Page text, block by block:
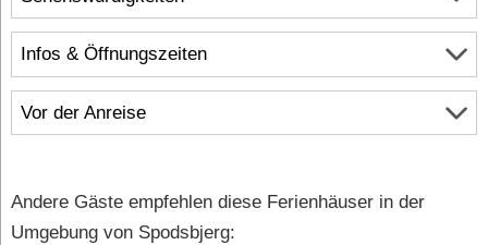
Infos & Öffnungszeiten
Vor der Anreise
Andere Gäste empfehlen diese Ferienhäuser in der
Umgebung von Spodsbjerg: